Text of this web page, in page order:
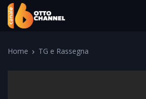
Home TG e Rassegna